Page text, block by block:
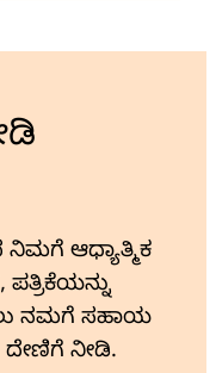
ಆಧ್ಯಾತ್ಮಿಕ
ನಮಗೆ ಸಹಾಯ
ನೀಡಿ.